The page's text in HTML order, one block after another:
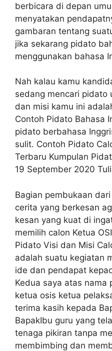
berbicara di depan
menyatakan
gambaran tentang
jika sekarang pidato
menggunakan bahasa
Nah kalau kamu
sedang mencari pidato
dan misi kamu ini
Contoh Pidato Bahasa
pidato berbahasa
sulit. Contoh Pidato
Terbaru Kumpulan
19 September 2020
Bagian pembukaan
cerita yang berkesan
kesan yang kuat di
memilih calon Ketua
Pidato Visi dan Misi
adalah suatu kegiatan
ide dan pendapat
Kedua saya atas nama
ketua osis ketua
terima kasih kepada
BapakIbu guru yang
tenaga pikiran tanpa
membimbing dan